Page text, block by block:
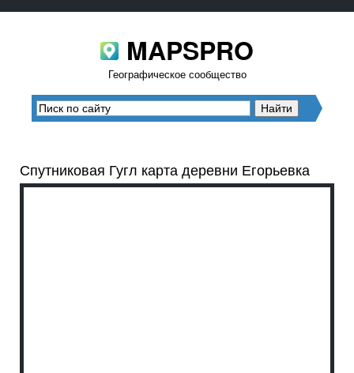
MAPSPRO
Географическое сообщество
Спутниковая Гугл карта деревни Егорьевка